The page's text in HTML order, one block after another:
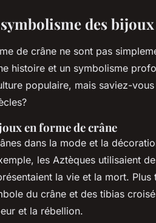
des
de crâne ne sont pas
histoire et un symbolisme
populaire, mais saviez-
en forme de crâne
dans la mode et la
les Aztèques utilisaient
la vie et la mort. Plus
du crâne et des tibias
et la rébellion.